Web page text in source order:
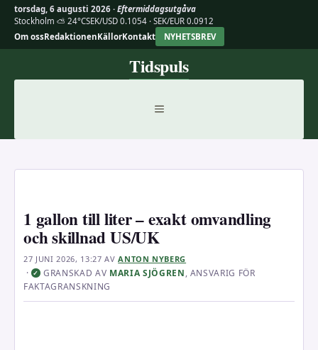
torsdag, 6 augusti 2026 · Eftermiddagsutgåva
Stockholm ⛅ 24°CSEK/USD 0.1054 · SEK/EUR 0.0912
Om ossRedaktionenKällorKontakt NYHETSBREV
Tidspuls
MENY
1 gallon till liter – exakt omvandling
och skillnad US/UK
27 JUNI 2026, 13:27 AVANTON NYBERG
· ✓ GRANSKAD AV MARIA SJÖGREN, ANSVARIG FÖR
FAKTAGRANSKNING